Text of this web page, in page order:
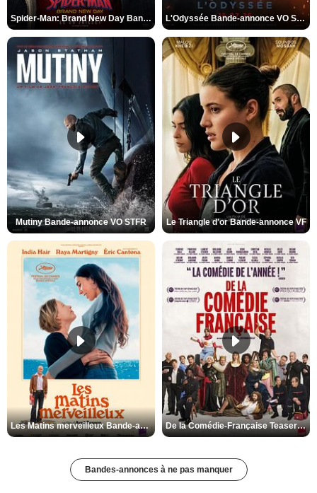
Spider-Man: Brand New Day Bande-annonce VO STFR L'Odyssée Bande-annonce VO STFR
Mutiny Bande-annonce VO STFR Le Triangle d'or Bande-annonce VF
Les Matins merveilleux Bande-annonce VF De la Comédie-Française Teaser VF
Bandes-annonces à ne pas manquer